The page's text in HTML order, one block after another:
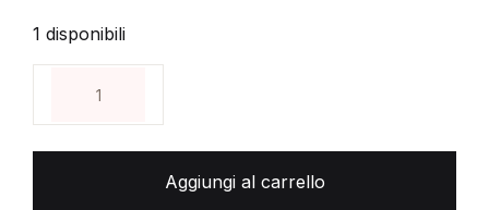
1 disponibili
Aggiungi al carrello